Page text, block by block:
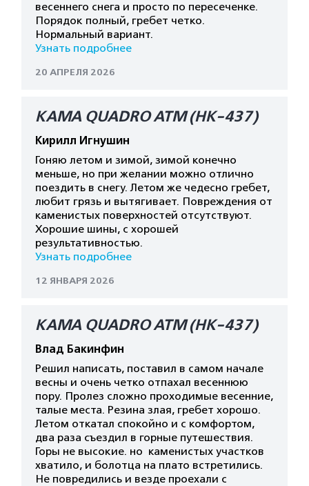
весеннего снега и просто по пересеченке.
Порядок полный, гребет четко.
Нормальный вариант.
Узнать подробнее
20 АПРЕЛЯ 2026
КАМА QUADRO ATM (HK-437)
Кирилл Игнушин
Гоняю летом и зимой, зимой конечно
меньше, но при желании можно отлично
поездить в снегу. Летом же чедесно гребет,
любит грязь и вытягивает. Повреждения от
каменистых поверхностей отсутствуют.
Хорошие шины, с хорошей
результативностью.
Узнать подробнее
12 ЯНВАРЯ 2026
КАМА QUADRO ATM (HK-437)
Влад Бакинфин
Решил написать, поставил в самом начале
весны и очень четко отпахал весеннюю
пору. Пролез сложно проходимые весенние,
талые места. Резина злая, гребет хорошо.
Летом откатал спокойно и с комфортом,
два раза съездил в горные путешествия.
Горы не высокие. но каменистых участков
хватило, и болотца на плато встретились.
Не повредились и везде проехали с